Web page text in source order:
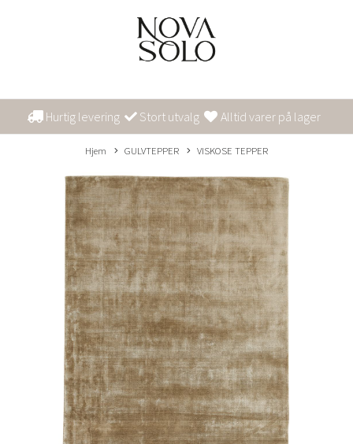
Hurtig levering Stort utvalg Alltid varer på lager
Hjem GULVTEPPER VISKOSE TEPPER